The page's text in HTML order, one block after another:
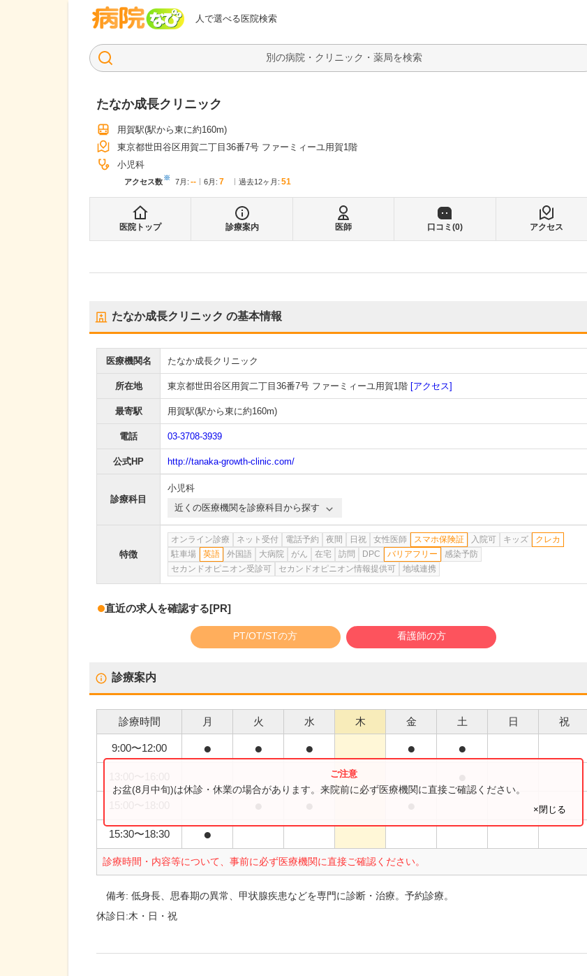
人で選べる医院検索
病院なび
検索
たなか成長クリニック
用賀駅(駅から東に約160m)
東京都世田谷区用賀二丁目36番7号 ファーミィーユ用賀1階
小児科
アクセス数※ 7月 : -- 6月 : 7 過去12ヶ月: 51
医院トップ 診療案内 医師 口コミ(0) アクセス
たなか成長クリニック の基本情報
医療機関名 たなか成長クリニック
所在地 東京都世田谷区用賀二丁目36番7号 ファーミィーユ用賀1階 [アクセス]
最寄駅 用賀駅(駅から東に約160m)
電話 03-3708-3939
公式HP http://tanaka-growth-clinic.com/
診療科目
小児科
近くの医療機関を診療科目から探す
特徴
オンライン診療 ネット受付 電話予約 夜間 日祝 女性医師 スマホ保険証 入院可 キッズ
クレカ
駐車場
英語 外国語 大病院 がん 在宅 訪問 DPC バリアフリー
感染予防
セカンドオピニオン受診可
セカンドオピニオン情報提供可 地域連携
直近の求人を確認する[PR]
PT/OT/STの方 看護師の方
診療案内
診療時間 月 火 水 木 金 土 日 祝
9:00〜12:00 ● ● ● ● ●
15:30〜18:30 ●
診療時間・内容等について、事前に必ず医療機関に直接ご確認ください。
お盆(8月中旬)は休診・休業の場合があります。来院前に必ず医療機関に直接ご確認ください。
×閉じる
備考:低身長、思春期の異常、甲状腺疾患などを専門に診断・治療。予約診療。
休診日:木・日・祝